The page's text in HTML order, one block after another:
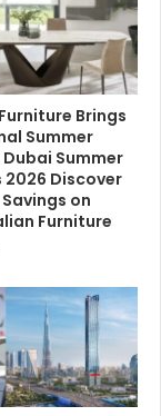
Brings
Summer
Summer
2026 Discover
on
Furniture